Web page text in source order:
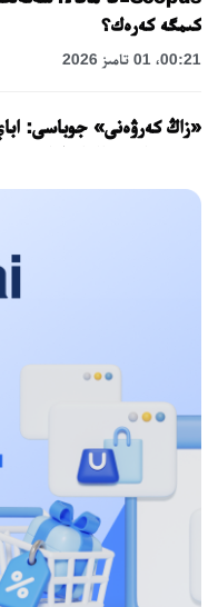
كىمگە كەرەك؟
00:21، 01 تامىز 2026
«زاڭ كەرۋەنى» جوباسى:
17:31، 31 شىلدە 2026
اسحات اسىلبەكوۆ: كۇشتى
12:01، 28 شىلدە 2026
ابزال دوستيار: دۋمان